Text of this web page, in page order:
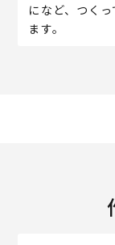
になど、つく
ます。